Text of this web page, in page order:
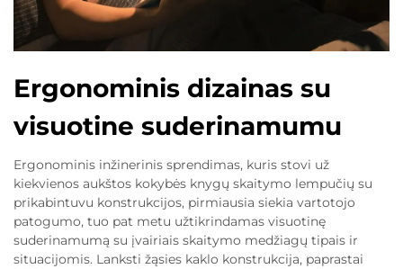
Ergonominis dizainas su
visuotine suderinamumu
Ergonominis inžinerinis sprendimas, kuris stovi už
kiekvienos aukštos kokybės knygų skaitymo lempučių su
prikabintuvu konstrukcijos, pirmiausia siekia vartotojo
patogumo, tuo pat metu užtikrindamas visuotinę
suderinamumą su įvairiais skaitymo medžiagų tipais ir
situacijomis. Lanksti žąsies kaklo konstrukcija, paprastai